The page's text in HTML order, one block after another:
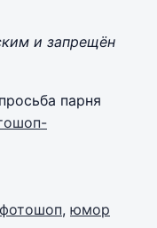
и запрещён
парня
фотошоп, юмор